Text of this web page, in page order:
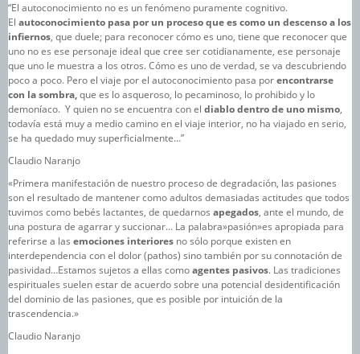
“El autoconocimiento no es un fenómeno puramente cognitivo.
El autoconocimiento pasa por un proceso que es como un descenso a los
infiernos, que duele; para reconocer cómo es uno, tiene que reconocer que
uno no es ese personaje ideal que cree ser cotidianamente, ese personaje
que uno le muestra a los otros.Cómo es uno de verdad, se va descubriendo
poco a poco. Pero el viaje por el autoconocimiento pasa porencontrarse
con la sombra,que es lo asqueroso, lo pecaminoso, lo prohibido y lo
demoníaco. Y quien no se encuentra con el diablo dentro de uno mismo,
todavía está muy a medio camino en el viaje interior, no ha viajado en serio,
se ha quedado muy superficialmente…”
Claudio Naranjo
«Primera manifestación de nuestro proceso de degradación, las pasiones
son el resultado de mantener como adultos demasiadas actitudes que todos
tuvimos como bebés lactantes, de quedarnos apegados, ante el mundo, de
una postura de agarrar y succionar… La palabra»pasión»es apropiada para
referirse a las emociones interiores no sólo porque existen en
interdependencia con el dolor (pathos) sino también por su connotación de
pasividad…Estamos sujetos a ellas comoagentes pasivos. Las tradiciones
espirituales suelen estar de acuerdo sobre una potencial desidentificación
del dominio de las pasiones, que es posible por intuición de la
trascendencia.»
Claudio Naranjo